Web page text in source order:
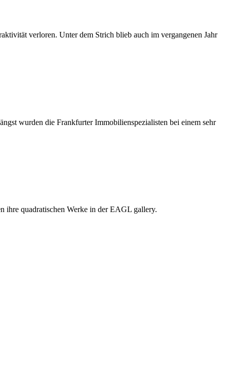
verloren. Unter dem Strich blieb auch im vergangenen Jahr
wurden die Frankfurter Immobilienspezialisten bei einem sehr
quadratischen Werke in der EAGL gallery.